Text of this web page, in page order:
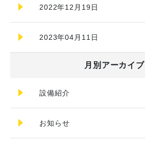
2022年12月19日
2023年04月11日
月別アーカイブ
設備紹介
お知らせ